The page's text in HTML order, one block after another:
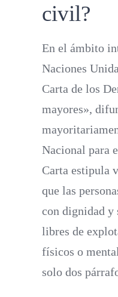
civil?
En el ámbito
Naciones
Carta de los
mayores»,
Nacional para
Carta estipula
que las
con dignidad y
libres de
físicos o
solo dos